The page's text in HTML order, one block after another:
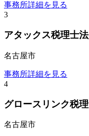
事務所詳細を見る
3
アタックス税理士
名古屋市
事務所詳細を見る
4
グロースリンク税
名古屋市